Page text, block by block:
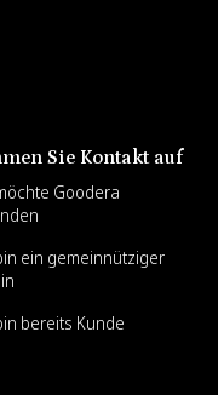
Sie Kontakt auf
Goodera
ein gemeinnütziger
bereits Kunde